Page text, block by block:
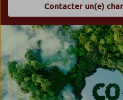
Contacter un(e)